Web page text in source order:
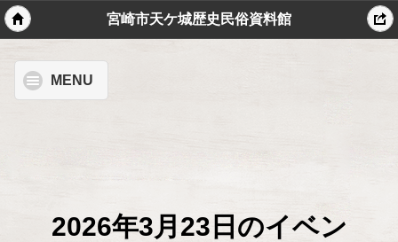
宮崎市天ケ城歴史民俗資料館
MENU
2026年3月23日のイベン